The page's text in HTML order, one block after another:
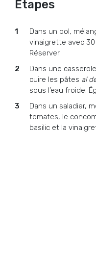
Étapes
Dans un bol,
vinaigrette avec 30
Réserver.
Dans une
cuire les pâtes al
sous l’eau froide.
Dans un saladier,
tomates, le
basilic et la